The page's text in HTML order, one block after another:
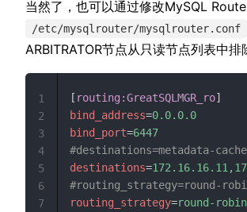
当然了，也可以通过修改MySQL
/etc/mysqlrouter/mysqlrouter.conf
ARBITRATOR节点从只读节点列表中排
[ routing:GreatSQLMGR_ro]
bind_address=0.0.0.0
bind_port=6447
#destinations=metadata-
destinations=
#routing_strategy=round-
routing_strategy=round-robin
1
2
3
4
5
6
7